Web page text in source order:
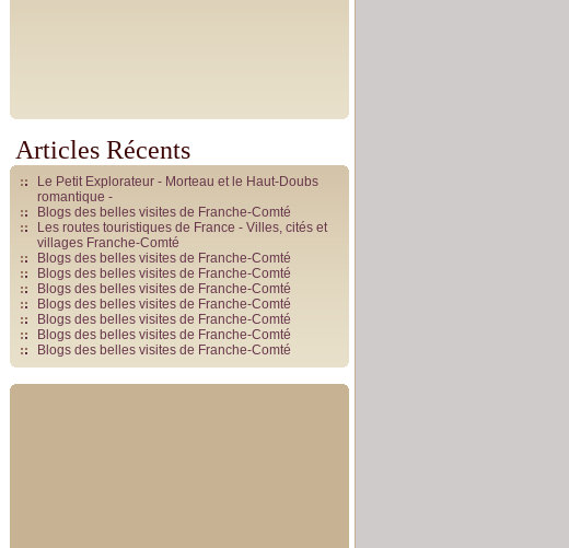
Articles Récents
Le Petit Explorateur - Morteau et le Haut-Doubs
romantique -
Blogs des belles visites de Franche-Comté
Les routes touristiques de France - Villes, cités et
villages Franche-Comté
Blogs des belles visites de Franche-Comté
Blogs des belles visites de Franche-Comté
Blogs des belles visites de Franche-Comté
Blogs des belles visites de Franche-Comté
Blogs des belles visites de Franche-Comté
Blogs des belles visites de Franche-Comté
Blogs des belles visites de Franche-Comté